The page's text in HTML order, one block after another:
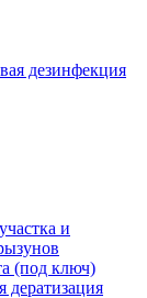
дезинфекция
и
(под ключ)
дератизация